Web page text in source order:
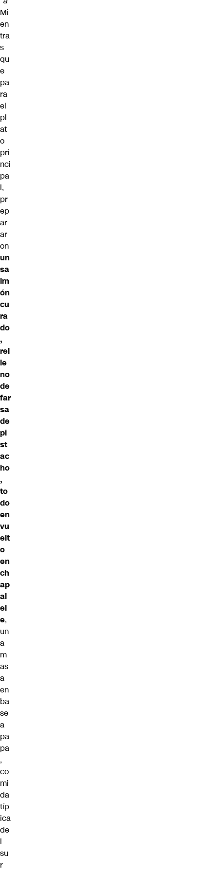
Mi
en
tra
s
qu
e
pa
ra
el
pl
at
o
pri
nci
pa
l,
pr
ep
ar
ar
on
un
sa
lm
ón
cu
ra
do
,
rel
le
no
de
far
sa
de
pi
st
ac
ho
,
to
do
en
vu
elt
o
en
ch
ap
al
el
e,
un
a
m
as
a
en
ba
se
a
pa
pa
,
co
mi
da
típ
ica
de
l
su
r